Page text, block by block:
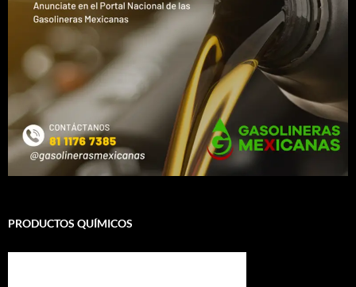
PRODUCTOS QUÍMICOS